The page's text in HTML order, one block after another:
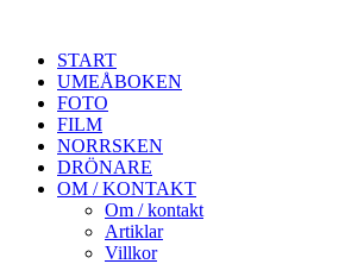
START
UMEÅBOKEN
FOTO
FILM
NORRSKEN
DRÖNARE
OM / KONTAKT
Om / kontakt
Artiklar
Villkor